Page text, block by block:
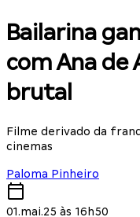
Bailarina
com Ana de
brutal
Filme derivado da
cinemas
Paloma Pinheiro
01.mai.25 às 16h50